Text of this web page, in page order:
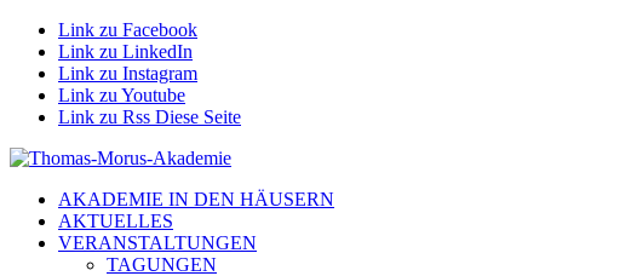
Link zu Facebook
Link zu LinkedIn
Link zu Instagram
Link zu Youtube
Link zu Rss Diese Seite
AKADEMIE IN DEN HÄUSERN
AKTUELLES
VERANSTALTUNGEN
TAGUNGEN